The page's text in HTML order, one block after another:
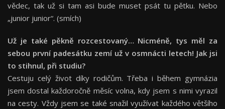
vědec, tak už si tam asi bude muset psát tu pětku. Nebo
„junior junior“. (smích)
Už je také pěkně rozcestovaný… Nicméně, tys měl za
sebou první padesátku zemí už v osmnácti letech! Jak jsi
to stihnul, při studiu?
Cestuju celý život díky rodičům. Třeba i během gymnázia
jsem dostal každoročně měsíc volna, kdy jsem s nimi vyrazil
na cesty. Vždy jsem se také snažil využívat každého většího